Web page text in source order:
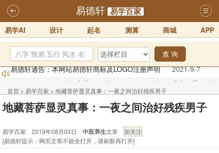
易德轩 易学百家
易学AI 设计 起名 测算 商城 APP
查 询
易德轩通告：本网站易德轩商标及LOGO注册声明
2021-9-7
易德轩易学ai，ai批八字紫微命理相学，ai智能体客服系统开通，欢迎
体验！！
2025-07-01
易德轩网重构及升能完成，欢迎大家来体验新程序及感觉！！
2026年化太岁锦囊属马、鼠、牛、龙、兔、狗、鸡生肖化太岁开始预
订！！
2025-10-01
首页 > 易学百家 > 地藏菩萨显灵真事：一夜之间治好残疾男子
地藏菩萨显灵真事：一夜之间治好残疾男子
易学百家 2019年08月03日 中医养生文章
[易德轩提示：网页文章不能全打开，请刷新再打开]